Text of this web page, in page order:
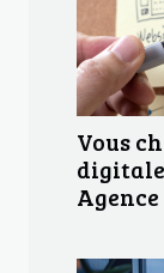
Vous
digitale
Agence